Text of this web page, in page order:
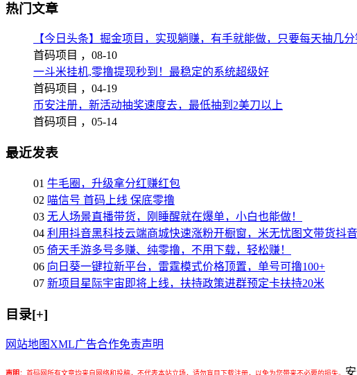
热门文章
【今日头条】掘金项目，实现躺赚，有手就能做，只要每天抽几分
首码项目 ， 08-10
一斗米挂机,零撸提现秒到！最稳定的系统超级好
首码项目 ， 04-19
币安注册，新活动抽奖速度去，最低抽到2美刀以上
首码项目 ， 05-14
最近发表
01 牛毛圈，升级拿分红赚红包
02 喵信号 首码上线 保底零撸
03 无人场景直播带货，刚睡醒就在爆单，小白也能做！
04 利用抖音黑科技云端商城快速涨粉开橱窗，米无忧图文带货抖音
05 倚天手游多号多赚、纯零撸，不用下载，轻松赚！
06 向日葵一键拉新平台，雷霆模式价格顶置，单号可撸100+
07 新项目星际宇宙即将上线，扶持政策进群预定卡扶持20米
目录[+]
网站地图 XML广告合作免责声明